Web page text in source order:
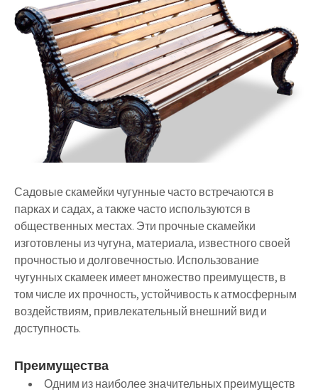
Садовые скамейки чугунные часто встречаются в
парках и садах, а также часто используются в
общественных местах. Эти прочные скамейки
изготовлены из чугуна, материала, известного своей
прочностью и долговечностью. Использование
чугунных скамеек имеет множество преимуществ, в
том числе их прочность, устойчивость к атмосферным
воздействиям, привлекательный внешний вид и
доступность.
Преимущества
Одним из наиболее значительных преимуществ